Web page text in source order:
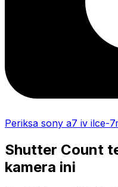
Periksa sony a7 iv ilce-
Shutter Count
kamera ini